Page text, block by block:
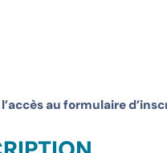
au formulaire